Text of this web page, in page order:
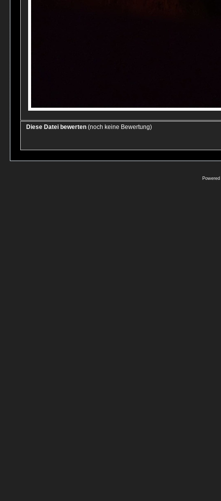
Diese Datei bewerten (noch keine Bewertung)